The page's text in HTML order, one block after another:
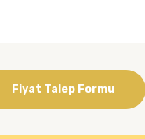
Fiyat Talep Formu